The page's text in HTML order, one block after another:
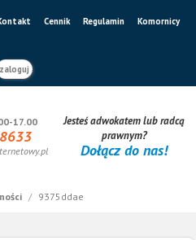
Cennik Regulamin Komornicy
zaloguj
17.00
Jesteś adwokatem lub radcą
prawnym?
Dołącz do nas!
/ 9375ddae